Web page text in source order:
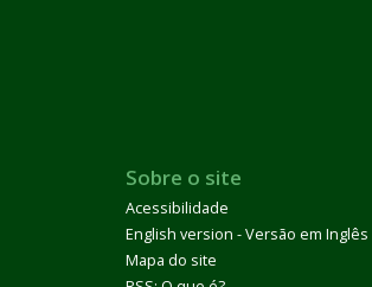
Sobre o site
Acessibilidade
English version - Versão em Inglês
Mapa do site